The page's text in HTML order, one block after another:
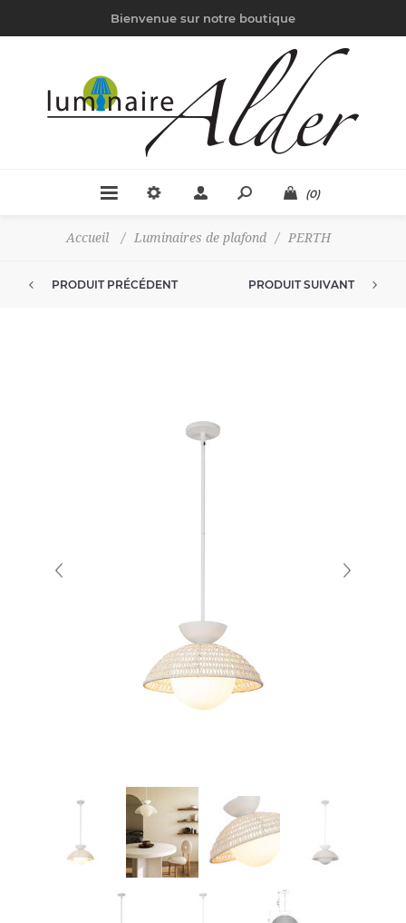
Bienvenue sur notre boutique
(0)
Accueil / Luminaires de plafond / PERTH
PRODUIT PRÉCÉDENT PRODUIT SUIVANT